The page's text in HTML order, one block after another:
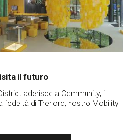
il futuro
aderisce a Community, il
fedeltà di Trenord, nostro Mobility